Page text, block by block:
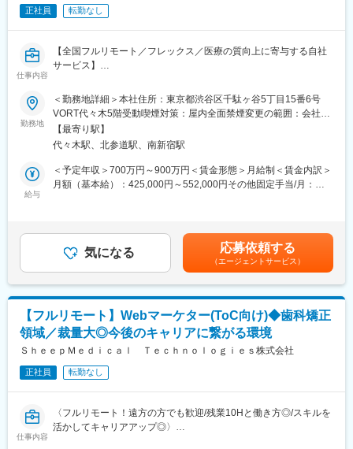
■勤務例：横浜のマネージャー候補の主な1日の流れ
↓
13時 昼休憩
14時 （川崎院へ移動、院責とのMTG等）
↓
16時 （上?である統括とMTG等）
↓
19時 帰宅
■当社について：
海外の様々な医療機器・美容機器等を紹介していました。
◎2011年に医療コンサルティング会社と合併し、2012年10月よ
り医療に特化したコンサルティングを主軸とした事業を展開して
◎クリニックでは、当社の受付スタッフやカウンセラーが実務面
をしっかりサポートいるため、既存店舗のサポートだけでなく新
規開院も計画しています。今後は既存のクリニック以外に対して
も積極的にコンサルティング事業を展開する予定です。
正社員 転勤なし
仕事内容
【全国フルリモート／フレックス／医療の質向上に寄与する自社
サービス】
■担当業務
「ヒポクラ」という医師専用のWebサービスのプロダクトマネー
ジャーをお任せします。
「ヒポクラ」：約75,000人以上の医師が参加する日本最大級の医
師専用SNS。医師が専門外の事象に遭遇した際に他の医師より知
見を得られるオンライン医局”として拡大中。
・市場・競合・ユーザー分析
・新サービス、新機能の企画、要件定義、仕様策定
・KPIの設定と進捗管理、データに基づいた改善策の立案と実行
・ロードマップの作成と管理
・部門間（経営層、営業、マーケティング等）の調整
※ご本人の意向および試用期間中の業務状況などを踏まえて適材適
所を判断していきます。
※少数精鋭で実力主義、かつ積極性・協力性・スピードを重んじる
組織です。
早期にチームリードをお任せするケースもあります。
勤務地
＜勤務地詳細＞本社住所：東京都渋谷区千駄ヶ谷5丁目15番6号
VORT代々木5階受動喫煙対策：屋内全面禁煙変更の範囲：会社の
定める事業所（リモートワーク含む）
【最寄り駅】
代々木駅、北参道駅、南新宿駅
給与
＜予定年収＞700万円～900万円＜賃金形態＞月給制＜賃金内訳＞
月額（基本給）：425,000円～552,000円その他固定手当/月：
残業手当＞有＜給与補足＞固定手当として、在宅勤務手当(月1万
円)がございます。賃金はあくまでも目安の金額であり、選考を通
じて上下する可能性があります。月給(月額)は固定手当を含めた表
記です。
気になる 応募依頼する
（エージェントサービス）
【フルリモート】Webマーケター(ToC向け)◆歯科矯正
領域／裁量大◎今後のキャリアに繋がる環境
ＳｈｅｅｐＭｅｄｉｃａｌ Ｔｅｃｈｎｏｌｏｇｉｅｓ株式会社
正社員 転勤なし
仕事内容
〈フルリモート！遠方の方でも歓迎/残業10Hと働き方◎/スキルを
活かしてキャリアアップ◎〉